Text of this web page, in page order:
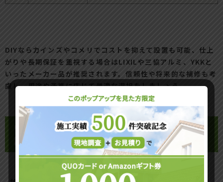
DIYならカインズやコメリでコストを抑えて設置も可能、仕上
がりや長期保証を重視する場合はLIXILや三協アルミ、YKKと
いったメーカー品が推奨されます。信頼性や将来的な補修も考
慮し、用途や予算に応じて最適な選択をしましょう。
ウッドデッキ施工費用と工事パターンの
詳細